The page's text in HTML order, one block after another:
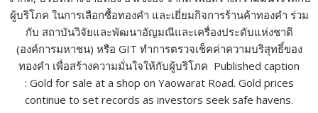
ผู้บริโภค ในการเลือกซื้อทองคำ และเยี่ยมกิจการร้านค้าทองคำ ร่วม
กับ สถาบันวิจัยและพัฒนาอัญมณีและเครื่องประดับแห่งชาติ
(องค์การมหาชน) หรือ GIT ทำการตรวจเช็คค่าความบริสุทธิ์ของ
ทองคำ เพื่อสร้างความมั่นใจให้กับผู้บริโภค Published caption
: Gold for sale at a shop on Yaowarat Road. Gold prices
continue to set records as investors seek safe havens.